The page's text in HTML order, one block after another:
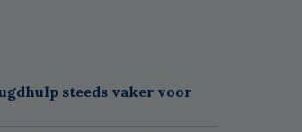
steeds vaker voor